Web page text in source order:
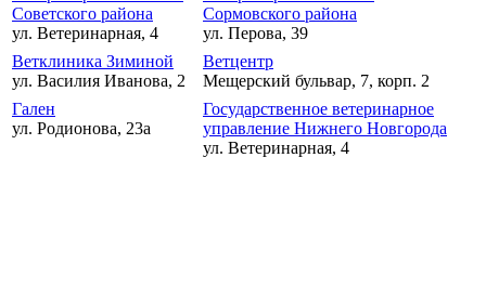
Советского района
ул. Ветеринарная, 4
Сормовского района
ул. Перова, 39
Ветклиника Зиминой
ул. Василия Иванова, 2
Ветцентр
Мещерский бульвар, 7, корп. 2
Гален
ул. Родионова, 23а
Государственное ветеринарное
управление Нижнего Новгорода
ул. Ветеринарная, 4